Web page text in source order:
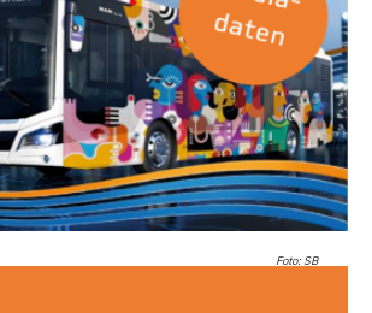
Foto: SB